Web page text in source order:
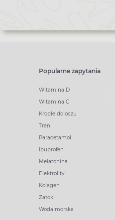
Popularne zapytania
Witamina D
Witamina C
Krople do oczu
Tran
Paracetamol
Ibuprofen
Melatonina
Elektrolity
Kolagen
Zatoki
Woda morska